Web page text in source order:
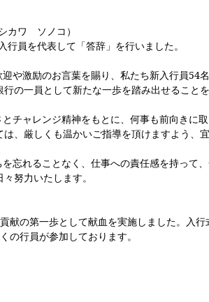
ワ ソノコ）
員を代表して「答辞」を行いました。
や激励のお言葉を賜り、私たち新入行員54
の一員として新たな一歩を踏み出せること
チャレンジ精神をもとに、何事も前向きに
、厳しくも温かいご指導を頂けますよう、
忘れることなく、仕事への責任感を持って
努力いたします。
献の第一歩として献血を実施しました。入
の行員が参加しております。